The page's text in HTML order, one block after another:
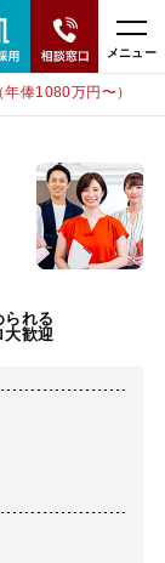
メニュー
） RECRUIT
られる
大歓迎